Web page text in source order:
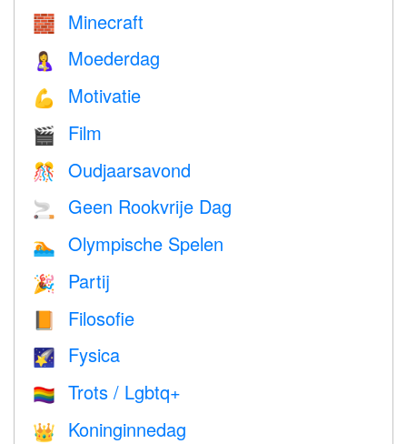
🧱 Minecraft
🤱 Moederdag
💪 Motivatie
🎬 Film
🎊 Oudjaarsavond
🚬 Geen Rookvrije Dag
🏊 Olympische Spelen
🎉 Partij
Filosofie
🌠 Fysica
🏳️‍🌈 Trots / Lgbtq+
👑 Koninginnedag